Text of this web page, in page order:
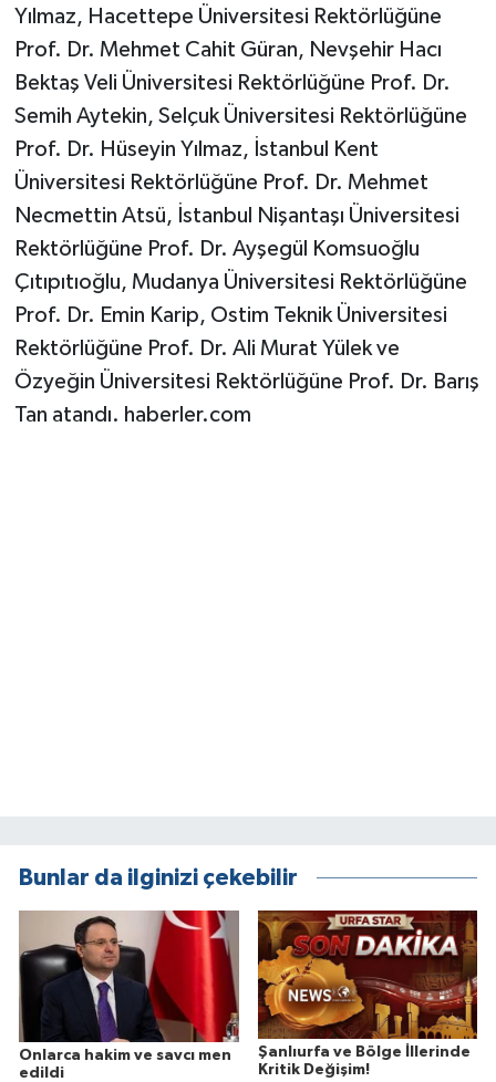
Yılmaz, Hacettepe Üniversitesi Rektörlüğüne
Prof. Dr. Mehmet Cahit Güran, Nevşehir Hacı
Bektaş Veli Üniversitesi Rektörlüğüne Prof. Dr.
Semih Aytekin, Selçuk Üniversitesi Rektörlüğüne
Prof. Dr. Hüseyin Yılmaz, İstanbul Kent
Üniversitesi Rektörlüğüne Prof. Dr. Mehmet
Necmettin Atsü, İstanbul Nişantaşı Üniversitesi
Rektörlüğüne Prof. Dr. Ayşegül Komsuoğlu
Çıtıpıtıoğlu, Mudanya Üniversitesi Rektörlüğüne
Prof. Dr. Emin Karip, Ostim Teknik Üniversitesi
Rektörlüğüne Prof. Dr. Ali Murat Yülek ve
Özyeğin Üniversitesi Rektörlüğüne Prof. Dr. Barış
Tan atandı. haberler.com
Bunlar da ilginizi çekebilir
Onlarca hakim ve savcı men
edildi
Şanlıurfa ve Bölge İllerinde
Kritik Değişim!